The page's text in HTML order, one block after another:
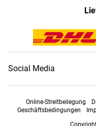
Social Media
Online-Streitbeilegung
Geschäftsbedingungen